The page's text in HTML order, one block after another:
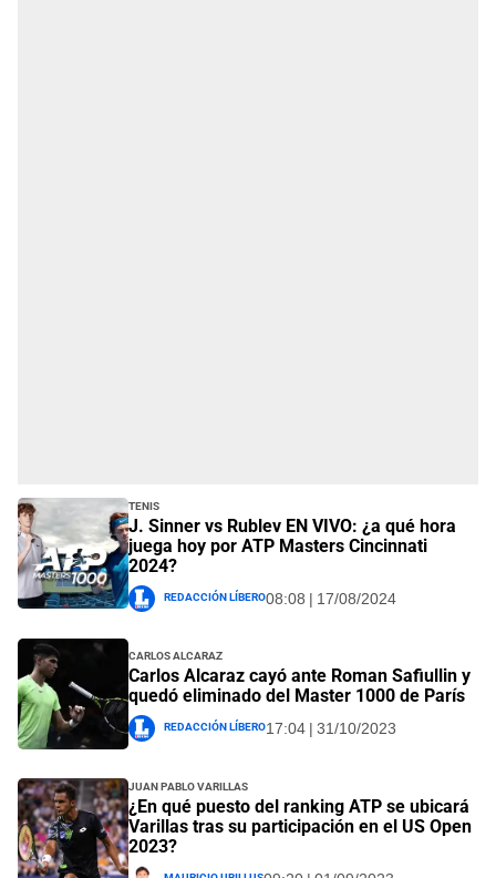
Tenis
J. Sinner vs Rublev EN VIVO: ¿a qué hora
juega hoy por ATP Masters Cincinnati
2024?
Redacción Líbero08:08 | 17/08/2024
Carlos Alcaraz
Carlos Alcaraz cayó ante Roman Safiullin y
quedó eliminado del Master 1000 de París
Redacción Líbero17:04 | 31/10/2023
Juan Pablo Varillas
¿En qué puesto del ranking ATP se ubicará
Varillas tras su participación en el US Open
2023?